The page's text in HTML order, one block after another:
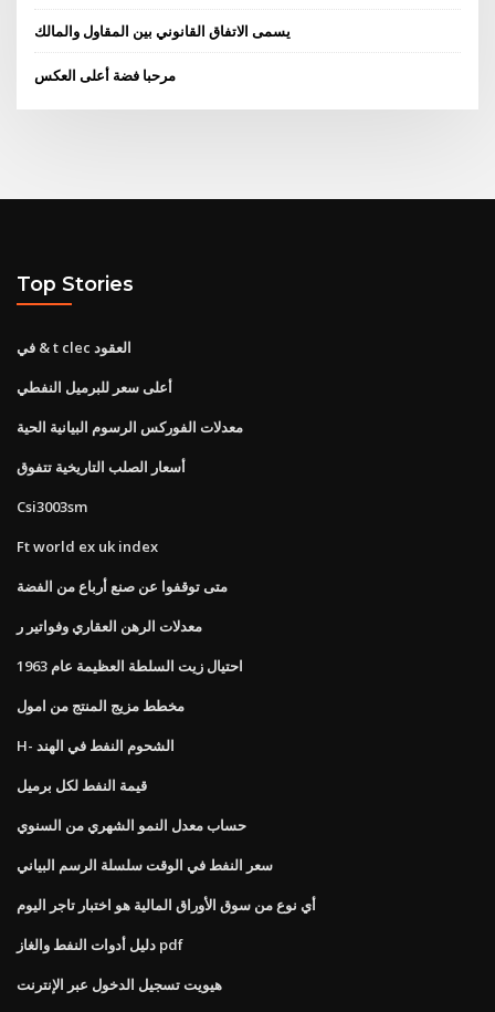
يسمى الاتفاق القانوني بين المقاول والمالك
مرحبا فضة أعلى العكس
Top Stories
في & t clec العقود
أعلى سعر للبرميل النفطي
معدلات الفوركس الرسوم البيانية الحية
أسعار الصلب التاريخية تتفوق
Csi3003sm
Ft world ex uk index
متى توقفوا عن صنع أرباع من الفضة
معدلات الرهن العقاري وفواتير ر
احتيال زيت السلطة العظيمة عام 1963
مخطط مزيج المنتج من امول
H- الشحوم النفط في الهند
قيمة النفط لكل برميل
حساب معدل النمو الشهري من السنوي
سعر النفط في الوقت سلسلة الرسم البياني
أي نوع من سوق الأوراق المالية هو اختبار تاجر اليوم
دليل أدوات النفط والغاز pdf
هيويت تسجيل الدخول عبر الإنترنت